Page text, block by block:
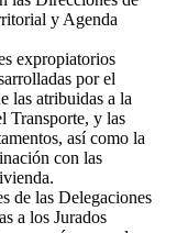
y Agenda
expropiatorios
por el
las atribuidas a la
Transporte, y las
así como la
con las
de las Delegaciones
a los Jurados